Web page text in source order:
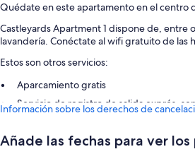
Quédate en este apartamento en el centro
Castleyards Apartment 1 dispone de, entre
lavandería. Conéctate al wifi gratuito de las
Estos son otros servicios:
Aparcamiento gratis
Servicio de registro de salida exprés,
exprés y espacios sin humos
Juegos
Información sobre los derechos de
Añade las fechas para ver los